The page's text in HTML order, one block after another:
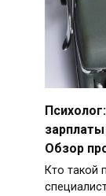
зарплаты
Обзор
Кто такой